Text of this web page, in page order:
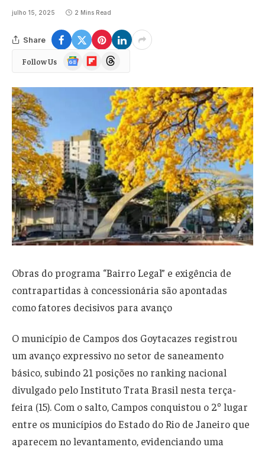
julho 15, 2025 2 Mins Read
Share
Follow Us
Google
News
FlipboardThreads
Obras do programa “Bairro Legal” e exigência de
contrapartidas à concessionária são apontadas
como fatores decisivos para avanço
O município de Campos dos Goytacazes registrou
um avanço expressivo no setor de saneamento
básico, subindo 21 posições no ranking nacional
divulgado pelo Instituto Trata Brasil nesta terça-
feira (15). Com o salto, Campos conquistou o 2º lugar
entre os municípios do Estado do Rio de Janeiro que
aparecem no levantamento, evidenciando uma